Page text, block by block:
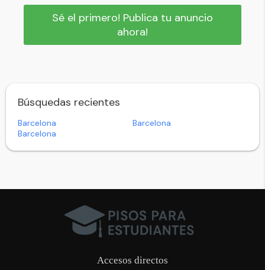
Sé el primero! Publica tu anuncio
ahora!
Búsquedas recientes
Barcelona
Barcelona
Barcelona
Accesos directos